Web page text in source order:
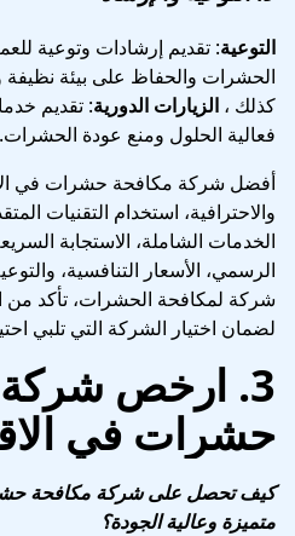
التوعية: تقديم إرشادات وتوعية
الحشرات والحفاظ على بيئة نظيفة
كذلك ، الزيارات الدورية: تقديم
فعالية الحلول ومنع عودة الحشرات.
أفضل شركة مكافحة حشرات في
والاحترافية، استخدام التقنيات
الخدمات الشاملة، الاستجابة
الرسمي، الأسعار التنافسية،
شركة لمكافحة الحشرات، تأكد
لضمان اختيار الشركة التي تلبي
3. ارخص شركة
حشرات في
كيف تحصل على شركة مكافحة
متميزة وعالية الجودة؟